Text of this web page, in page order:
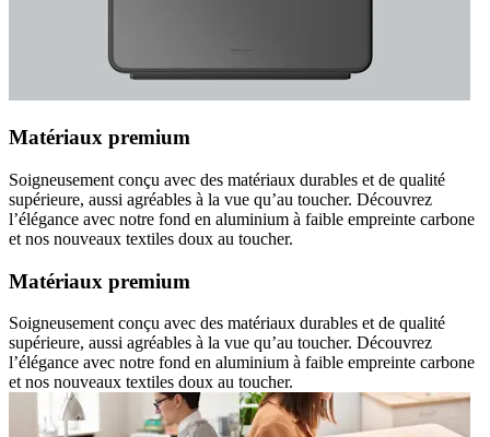
Matériaux premium
Soigneusement conçu avec des matériaux durables et de qualité
supérieure, aussi agréables à la vue qu’au toucher. Découvrez
l’élégance avec notre fond en aluminium à faible empreinte carbone
et nos nouveaux textiles doux au toucher.
Matériaux premium
Soigneusement conçu avec des matériaux durables et de qualité
supérieure, aussi agréables à la vue qu’au toucher. Découvrez
l’élégance avec notre fond en aluminium à faible empreinte carbone
et nos nouveaux textiles doux au toucher.